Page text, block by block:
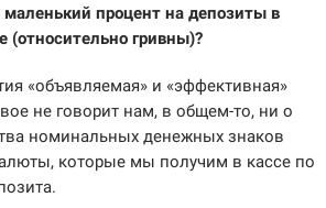
процент на депозиты в
(относительно гривны)?
«объявляемая» и «эффективная»
не говорит нам, в общем-то, ни о
номинальных денежных знаков
которые мы получим в кассе по